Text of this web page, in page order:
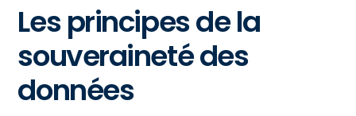
Les principes de la
souveraineté des
données